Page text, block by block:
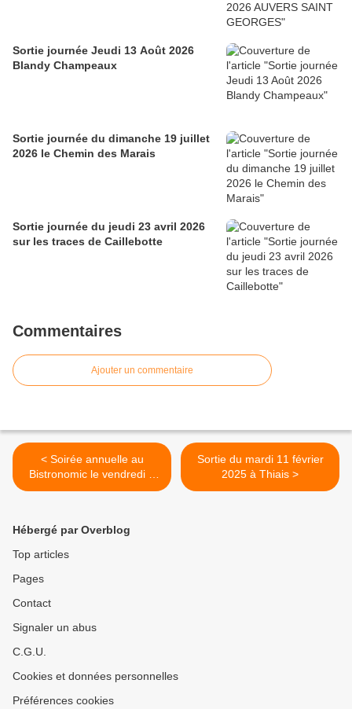
Sortie journée Jeudi 13 Août 2026
Blandy Champeaux
Sortie journée du dimanche 19 juillet
2026 le Chemin des Marais
Sortie journée du jeudi 23 avril 2026
sur les traces de Caillebotte
Commentaires
Ajouter un commentaire
< Soirée annuelle au
Bistronomic le vendredi 7
février 2025
Sortie du mardi 11 février
2025 à Thiais >
Hébergé par Overblog
Top articles
Pages
Contact
Signaler un abus
C.G.U.
Cookies et données personnelles
Préférences cookies